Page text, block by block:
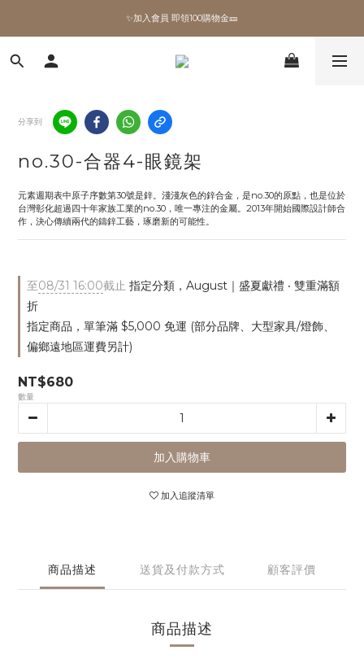
✨加入會員 即領100購物金🎫
✨加入會員 即領100購物金🎫
全館滿額現折🔥
✨加入會員 即領100購物金🎫
分享到
no.30-合器4-眼鏡架
元素週期表中原子序數第30號是鋅。淺淺灰色的鋅合金，是no.30的原點，也是位於
台灣彰化超過四十年家族工業的no.30，唯一專注的金屬。2013年開始國際設計師合
作，決心傳續兩代的鑄鋅工藝，琢磨新的可能性。
至08/31 16:00截止 指定分類，August｜盛夏獻禮 ‧ 雙重滿額
折
指定商品，單筆滿 $5,000 免運 (部分品牌、大型家具/燈飾、
偏鄉遠地區運費另計)
NT$680
數量
加入購物車
加入追蹤清單
商品描述 送貨及付款方式 顧客評價
商品描述